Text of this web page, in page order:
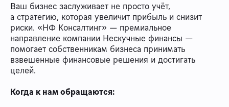
Ваш бизнес заслуживает не просто учёт,
а стратегию, которая увеличит прибыль и снизит
риски. «НФ Консалтинг» — премиальное
направление компании Нескучные финансы —
помогает собственникам бизнеса принимать
взвешенные финансовые решения и достигать
целей.
Когда к нам обращаются: